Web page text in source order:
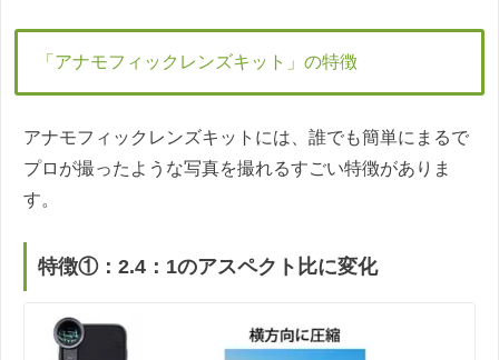
「アナモフィックレンズキット」の特徴
アナモフィックレンズキットには、誰でも簡単にまるで
プロが撮ったような写真を撮れるすごい特徴がありま
す。
特徴①：2.4：1のアスペクト比に変化